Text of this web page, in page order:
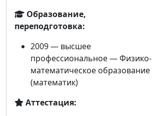
Образование,
переподготовка:
2009 — высшее
профессиональное — Физико-
математическое образование
(математик)
Аттестация: